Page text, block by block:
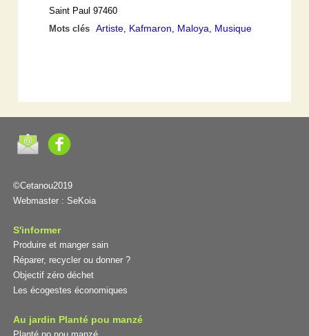
Saint Paul 97460
Mots clés
Artiste Kafmaron Maloya Musique
©Cetanou2019
Webmaster : SeKoia
S'informer
Produire et manger sain
Réparer, recycler ou donner ?
Objectif zéro déchet
Les écogestes économiques
Au jardin Planté pou manzé